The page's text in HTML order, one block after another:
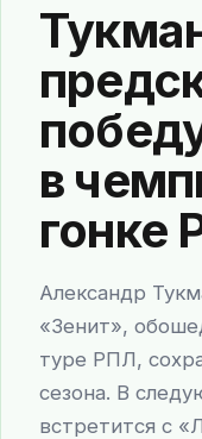
в
гонке
Александр
«Зенит»,
туре РПЛ,
сезона. В
встретится с